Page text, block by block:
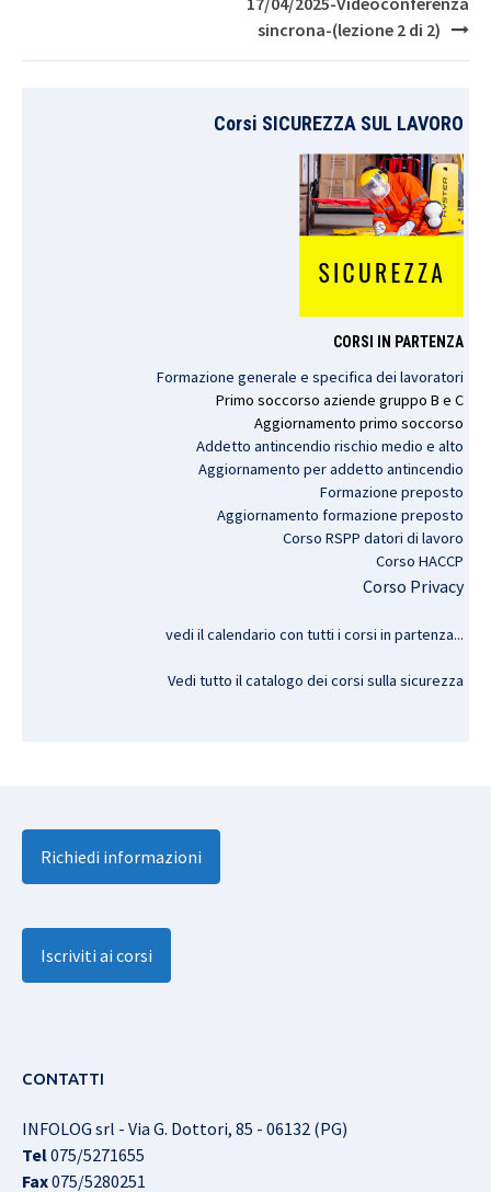
sincrona-(lezione 2 di 2)
Corsi SICUREZZA SUL LAVORO
CORSI IN PARTENZA
Formazione generale e specifica dei lavoratori
Primo soccorso aziende gruppo B e C
Aggiornamento primo soccorso
Addetto antincendio rischio medio e alto
Aggiornamento per addetto antincendio
Formazione preposto
Aggiornamento formazione preposto
Corso RSPP datori di lavoro
Corso HACCP
Corso Privacy
vedi il calendario con tutti i corsi in partenza...
Vedi tutto il catalogo dei corsi sulla sicurezza
Richiedi informazioni
Iscriviti ai corsi
CONTATTI
INFOLOG srl - Via G. Dottori, 85 - 06132 (PG)
Tel075/5271655
Fax075/5280251